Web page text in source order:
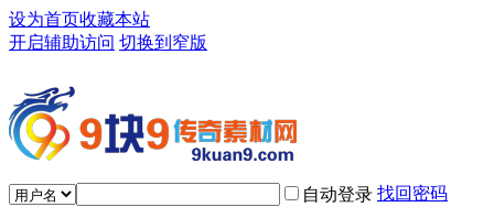
设为首页收藏本站
开启辅助访问 切换到窄版
自动登录 找回密码